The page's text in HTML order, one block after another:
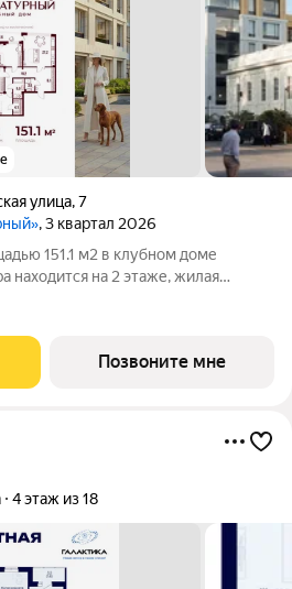
улица,7
, 3 квартал 2026
151.1 м2 в клубном доме
находится на 2 этаже, жилая
просторной кухни 27 м2.
комнаты с
Позвоните мне
4 этаж из 18